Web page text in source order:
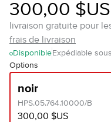
300,00 $US
livraison gratuite pour
frais de livraison
Disponible Expédiable
Options
noir
HPS.05.764.10000/B
300,00 $US